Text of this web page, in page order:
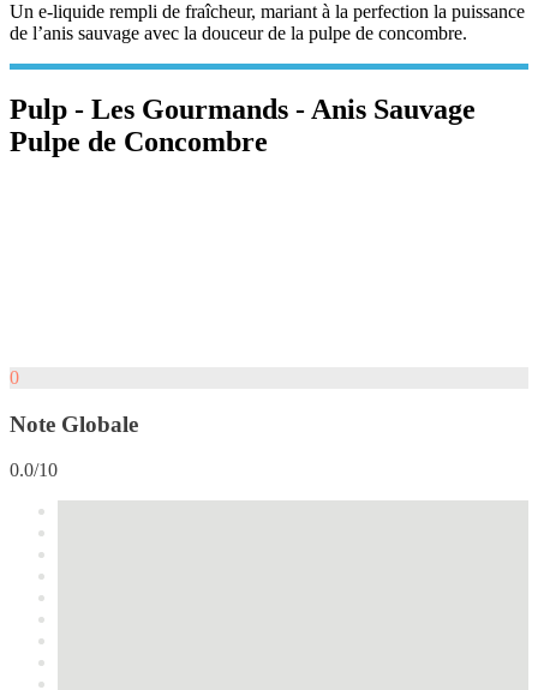
Un e-liquide rempli de fraîcheur, mariant à la perfection la puissance
de l’anis sauvage avec la douceur de la pulpe de concombre.
Pulp - Les Gourmands - Anis Sauvage
Pulpe de Concombre
0
Note Globale
0.0/10